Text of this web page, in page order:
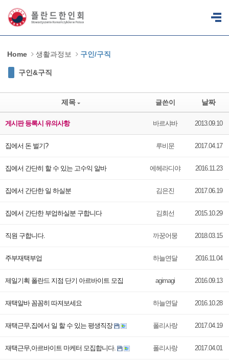
Home 생활과정보 구인/구직
구인&구직
제목 글쓴이 날짜
게시판 등록시 유의사항 바르샤바 2013.09.10
집에서 돈 벌기? 루비문 2017.04.17
집에서 간단히 할 수 있는 고수익 알바 에헤라디야 2016.11.23
집에서 간단한 일 하실분 김은진 2017.06.19
집에서 간단한 부업하실분 구합니다 김희선 2015.10.29
직원 구합니다. 까꿍어뭉 2018.03.15
주부재택부업 하늘연달 2016.11.04
제일기획 폴란드 지점 단기 아르바이트 모집 agimagi 2016.09.13
재택알바 꼼꼼히 따져보세요 하늘연달 2016.10.28
재택근무,집에서 일 할 수 있는 평생직장 폴리사랑 2017.04.19
재택근무,아르바이트 마케터 모집합니다. 폴리사랑 2017.04.01